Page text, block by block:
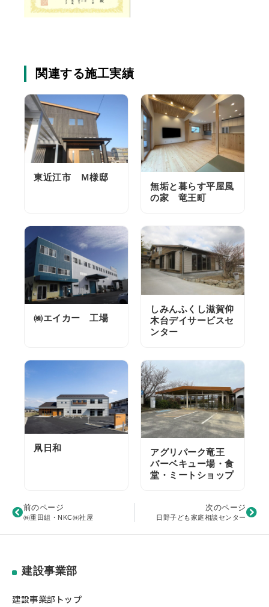
関連する施工実績
東近江市 Ｍ様邸
無垢と暮らす平屋風
の家 竜王町
㈱エイカー 工場
しみんふくし滋賀仰
木台デイサービスセ
ンター
凧日和
アグリパーク竜王
バーベキュー場・食
堂・ミートショップ
前のページ
㈱重田組・NKC㈱社屋
次のページ
日野子ども家庭相談センター
建設事業部
建設事業部トップ